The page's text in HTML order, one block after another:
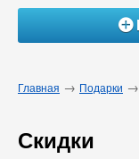
Á
Главная → Подарки →
Скидки